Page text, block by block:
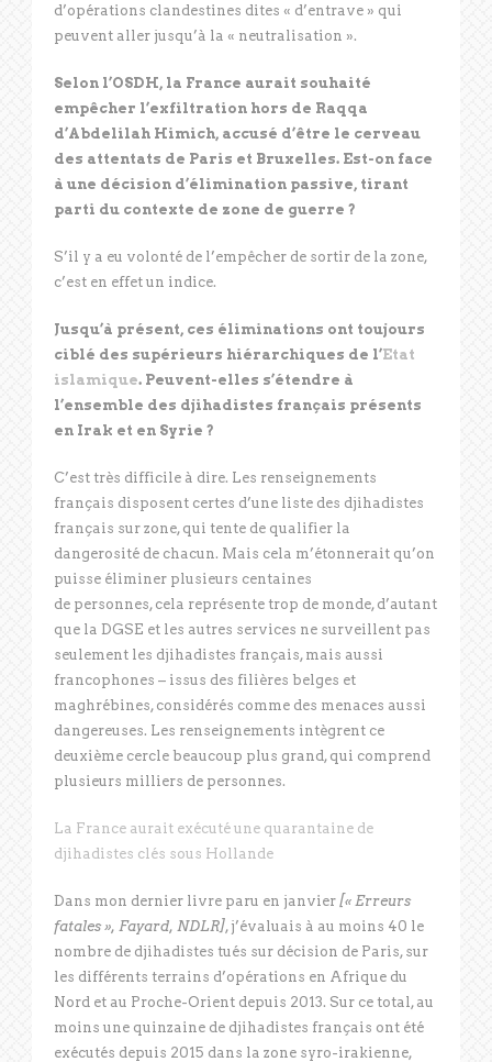
d’opérations clandestines dites « d’entrave » qui
peuvent aller jusqu’à la « neutralisation ».
Selon l’OSDH, la France aurait souhaité
empêcher l’exfiltration hors de Raqqa
d’Abdelilah Himich, accusé d’être le cerveau
des attentats de Paris et Bruxelles. Est-on face
à une décision d’élimination passive, tirant
parti du contexte de zone de guerre ?
S’il y a eu volonté de l’empêcher de sortir de la zone,
c’est en effet un indice.
Jusqu’à présent, ces éliminations ont toujours
ciblé des supérieurs hiérarchiques de l’Etat
islamique. Peuvent-elles s’étendre à
l’ensemble des djihadistes français présents
en Irak et en Syrie ?
C’est très difficile à dire. Les renseignements
français disposent certes d’une liste des djihadistes
français sur zone, qui tente de qualifier la
dangerosité de chacun. Mais cela m’étonnerait qu’on
puisse éliminer plusieurs centaines
de personnes, cela représente trop de monde, d’autant
que la DGSE et les autres services ne surveillent pas
seulement les djihadistes français, mais aussi
francophones – issus des filières belges et
maghrébines, considérés comme des menaces aussi
dangereuses. Les renseignements intègrent ce
deuxième cercle beaucoup plus grand, qui comprend
plusieurs milliers de personnes.
La France aurait exécuté une quarantaine de
djihadistes clés sous Hollande
Dans mon dernier livre paru en janvier [« Erreurs
fatales », Fayard, NDLR], j’évaluais à au moins 40 le
nombre de djihadistes tués sur décision de Paris, sur
les différents terrains d’opérations en Afrique du
Nord et au Proche-Orient depuis 2013. Sur ce total, au
moins une quinzaine de djihadistes français ont été
exécutés depuis 2015 dans la zone syro-irakienne,